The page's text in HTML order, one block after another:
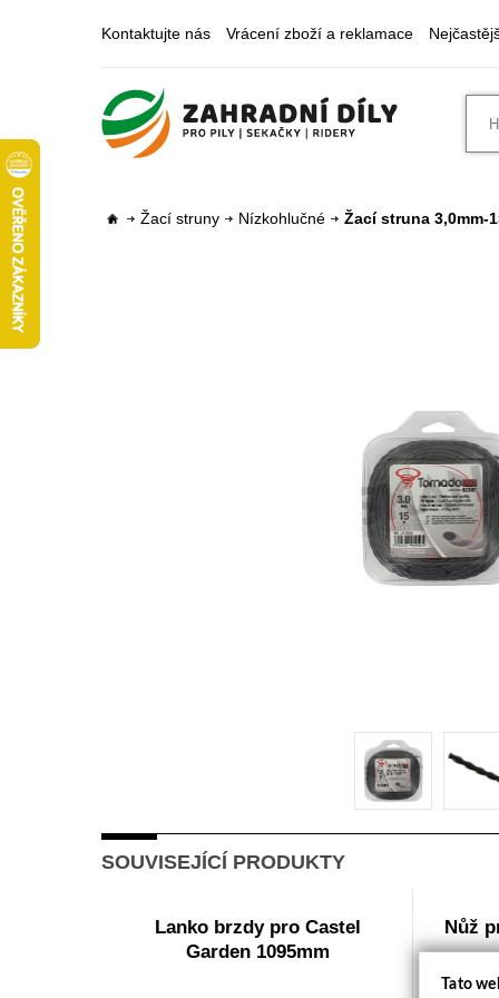
Kontaktujte nás Vrácení zboží a reklamace
Žací struny Nízkohlučné Žací struna 3,0mm-
SOUVISEJÍCÍ PRODUKTY
Lanko brzdy pro Castel
Garden 1095mm
Nůž
Tato